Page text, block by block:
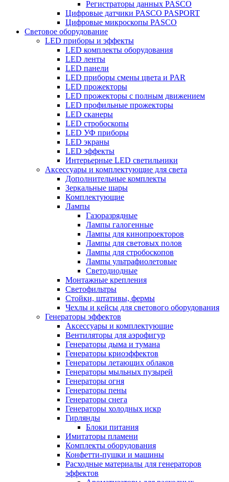
Регистраторы данных PASCO
Цифровые датчики PASCO PASPORT
Цифровые микроскопы PASCO
Световое оборудование
LED приборы и эффекты
LED комплекты оборудования
LED ленты
LED панели
LED приборы смены цвета и PAR
LED прожекторы
LED прожекторы с полным движением
LED профильные прожекторы
LED сканеры
LED стробоскопы
LED УФ приборы
LED экраны
LED эффекты
Интерьерные LED светильники
Аксессуары и комплектующие для света
Дополнительные комплекты
Зеркальные шары
Комплектующие
Лампы
Газоразрядные
Лампы галогенные
Лампы для кинопроекторов
Лампы для световых полов
Лампы для стробоскопов
Лампы ультрафиолетовые
Светодиодные
Монтажные крепления
Светофильтры
Стойки, штативы, фермы
Чехлы и кейсы для светового оборудования
Генераторы эффектов
Аксессуары и комплектующие
Вентиляторы для аэрофигур
Генераторы дыма и тумана
Генераторы криоэффектов
Генераторы летающих облаков
Генераторы мыльных пузырей
Генераторы огня
Генераторы пены
Генераторы снега
Генераторы холодных искр
Гирлянды
Блоки питания
Имитаторы пламени
Комплекты оборудования
Конфетти-пушки и машины
Расходные материалы для генераторов
эффектов